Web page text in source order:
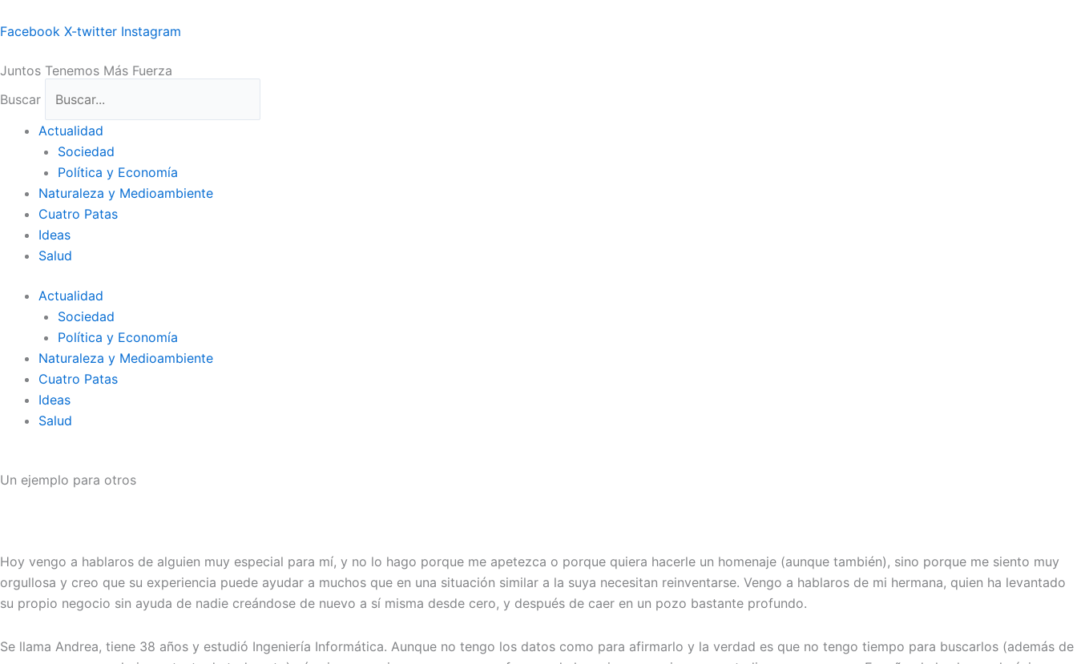
al
Facebook X-twitter Instagram
Juntos Tenemos Más Fuerza
Buscar
Actualidad
Sociedad
Política y Economía
Naturaleza y Medioambiente
Cuatro Patas
Ideas
Salud
Actualidad
Sociedad
Política y Economía
Naturaleza y Medioambiente
Cuatro Patas
Ideas
Salud
Un ejemplo para otros
Hoy vengo a hablaros de alguien muy especial para mí, y no lo hago porque me apetezca o porque quiera hacerle un homenaje (aunque también), sino porque me siento muy
orgullosa y creo que su experiencia puede ayudar a muchos que en una situación similar a la suya necesitan reinventarse. Vengo a hablaros de mi hermana, quien ha levantado
su propio negocio sin ayuda de nadie creándose de nuevo a sí misma desde cero, y después de caer en un pozo bastante profundo.
Se llama Andrea, tiene 38 años y estudió Ingeniería Informática. Aunque no tengo los datos como para afirmarlo y la verdad es que no tengo tiempo para buscarlos (además de